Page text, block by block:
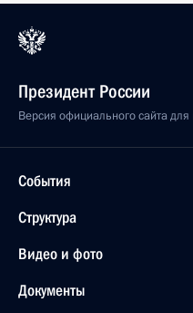
Президент России
Версия официального сайта
События
Структура
Видео и фото
Документы